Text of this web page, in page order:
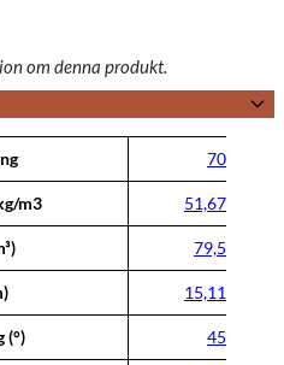
om denna produkt.
70
m3 51,67
79,5
15,11
(°) 45